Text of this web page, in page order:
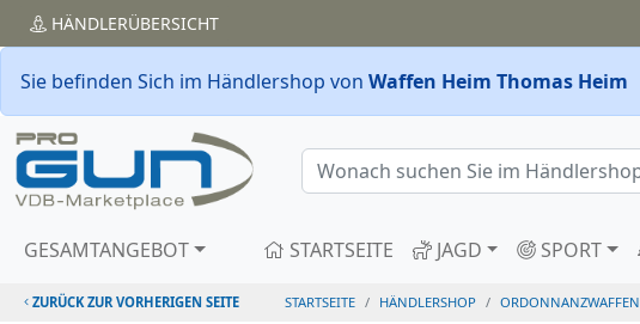
HÄNDLERÜBERSICHT
Sie befinden Sich im Händlershop von Waffen Heim Thomas Heim
GESAMTANGEBOT STARTSEITE JAGD SPORT
ZURÜCK ZUR VORHERIGEN SEITE STARTSEITE HÄNDLERSHOP ORDONNANZWAFFEN